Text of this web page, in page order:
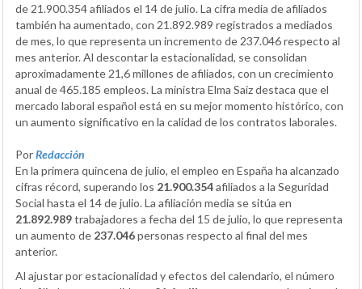
de 21.900.354 afiliados el 14 de julio. La cifra media de afiliados
también ha aumentado, con 21.892.989 registrados a mediados
de mes, lo que representa un incremento de 237.046 respecto al
mes anterior. Al descontar la estacionalidad, se consolidan
aproximadamente 21,6 millones de afiliados, con un crecimiento
anual de 465.185 empleos. La ministra Elma Saiz destaca que el
mercado laboral español está en su mejor momento histórico, con
un aumento significativo en la calidad de los contratos laborales.
PorRedacción
En la primera quincena de julio, el empleo en España ha alcanzado
cifras récord, superando los 21.900.354afiliados a la Seguridad
Social hasta el 14 de julio. La afiliación media se sitúa en
21.892.989trabajadores a fecha del 15 de julio, lo que representa
un aumento de 237.046personas respecto al final del mes
anterior.
Al ajustar por estacionalidad y efectos del calendario, el número